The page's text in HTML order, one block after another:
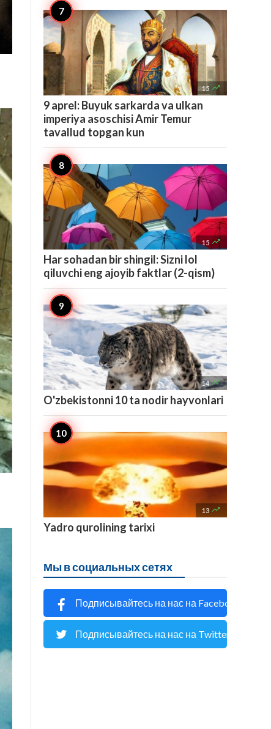
15 
9 aprel: Buyuk sarkarda va ulkan
imperiya asoschisi Amir Temur
tavallud topgan kun
15 
Har sohadan bir shingil: Sizni lol
qiluvchi eng ajoyib faktlar (2-qism)
14 
O'zbekistonni 10 ta nodir hayvonlari
13 
Yadro qurolining tarixi
Мы в социальных сетях
Подписывайтесь на нас на Facebook
Подписывайтесь на нас на Twitter